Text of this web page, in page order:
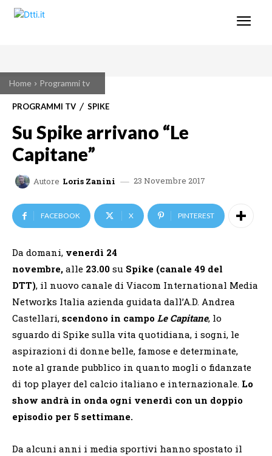
Home Programmi tv
PROGRAMMI TV SPIKE
Su Spike arrivano “Le
Capitane”
Autore Loris Zanini 23 Novembre 2017
FACEBOOK X PINTEREST
Da domani, venerdì 24
novembre, alle 23.00 su Spike (canale 49 del
DTT), il nuovo canale di Viacom International Media
Networks Italia azienda guidata dall’A.D. Andrea
Castellari, scendono in campo Le Capitane, lo
sguardo di Spike sulla vita quotidiana, i sogni, le
aspirazioni di donne belle, famose e determinate,
note al grande pubblico in quanto mogli o fidanzate
di top player del calcio italiano e internazionale. Lo
show andrà in onda ogni venerdì con un doppio
episodio per 5 settimane.
Da alcuni anni i media sportivi hanno spostato il